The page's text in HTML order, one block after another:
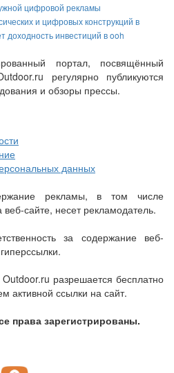
цифровой рекламы
и цифровых конструкций в
инвестиций в ooh
портал, посвящённый
регулярно публикуются
и обзоры прессы.
данных
рекламы, в том числе
сайте, несет рекламодатель.
за содержание веб-
разрешается бесплатно
активной ссылки на сайт.
права зарегистрированы.